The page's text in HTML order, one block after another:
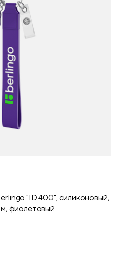
"ID 400", силиконовый,
фиолетовый